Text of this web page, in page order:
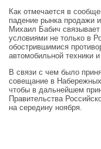
Как отмечается в
падение рынка продажи
Михаил Бабич
условиями не только в
обострившимися
автомобильной техники
В связи с чем было
совещание в
чтобы в дальнейшем
Правительства
на середину ноября.